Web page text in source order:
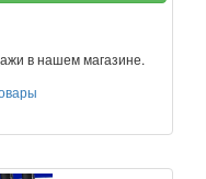
в нашем магазине.